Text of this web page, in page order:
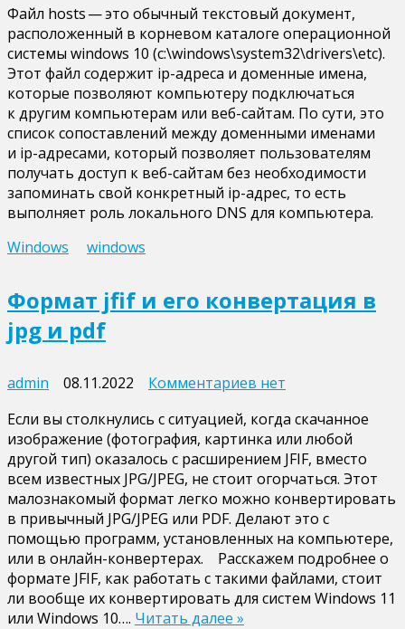
Пошаговое
руководство
по настройке
файла
hosts
в Windows
10
Файл hosts — это обычный текстовый документ,
расположенный в корневом каталоге операционной
системы windows 10 (c:\windows\system32\drivers\etc).
Этот файл содержит ip-адреса и доменные имена,
которые позволяют компьютеру подключаться
к другим компьютерам или веб-сайтам. По сути, это
список сопоставлений между доменными именами
и ip-адресами, который позволяет пользователям
получать доступ к веб-сайтам без необходимости
запоминать свой конкретный ip-адрес, то есть
выполняет роль локального DNS для компьютера.
Windows
windows
Формат jfif и его конвертация в
jpg и pdf
admin 08.11.2022 Комментариев к
Формат
jfif
и
его
конвертация
в
jpg
и
pdf
нет
Если вы столкнулись с ситуацией, когда скачанное
изображение (фотография, картинка или любой
другой тип) оказалось с расширением JFIF, вместо
всем известных JPG/JPEG, не стоит огорчаться. Этот
малознакомый формат легко можно конвертировать
в привычный JPG/JPEG или PDF. Делают это с
помощью программ, установленных на компьютере,
или в онлайн-конвертерах. Расскажем подробнее о
формате JFIF, как работать с такими файлами, стоит
ли вообще их конвертировать для систем Windows 11
или Windows 10…. Читать далее »